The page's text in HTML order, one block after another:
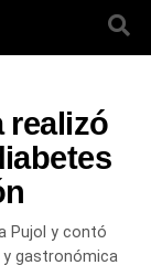
realizó
Pujol y contó
y gastronómica